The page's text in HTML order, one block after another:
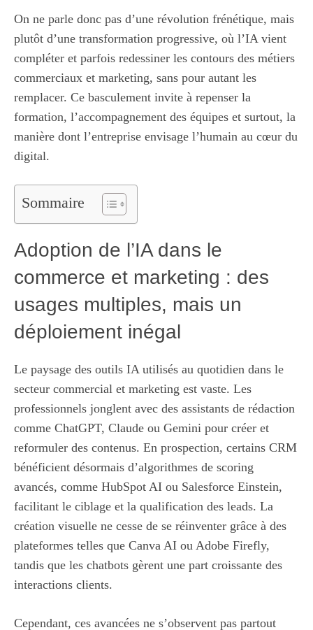
On ne parle donc pas d’une révolution frénétique, mais
plutôt d’une transformation progressive, où l’IA vient
compléter et parfois redessiner les contours des métiers
commerciaux et marketing, sans pour autant les
remplacer. Ce basculement invite à repenser la
formation, l’accompagnement des équipes et surtout, la
manière dont l’entreprise envisage l’humain au cœur du
digital.
Sommaire
Adoption de l’IA dans le
commerce et marketing : des
usages multiples, mais un
déploiement inégal
Le paysage des outils IA utilisés au quotidien dans le
secteur commercial et marketing est vaste. Les
professionnels jonglent avec des assistants de rédaction
comme ChatGPT, Claude ou Gemini pour créer et
reformuler des contenus. En prospection, certains CRM
bénéficient désormais d’algorithmes de scoring
avancés, comme HubSpot AI ou Salesforce Einstein,
facilitant le ciblage et la qualification des leads. La
création visuelle ne cesse de se réinventer grâce à des
plateformes telles que Canva AI ou Adobe Firefly,
tandis que les chatbots gèrent une part croissante des
interactions clients.
Cependant, ces avancées ne s’observent pas partout